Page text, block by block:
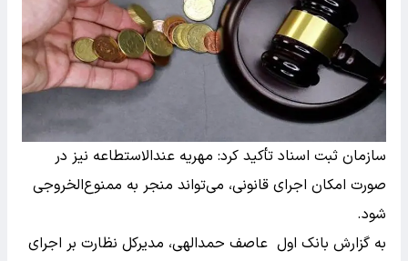
سازمان ثبت اسناد تأکید کرد: مهریه عندالاستطاعه نیز در
صورت امکان اجرای قانونی، می‌تواند منجر به ممنوع‌الخروجی
شود.
به گزارش بانک اول عاصف حمدالهی، مدیرکل نظارت بر اجرای